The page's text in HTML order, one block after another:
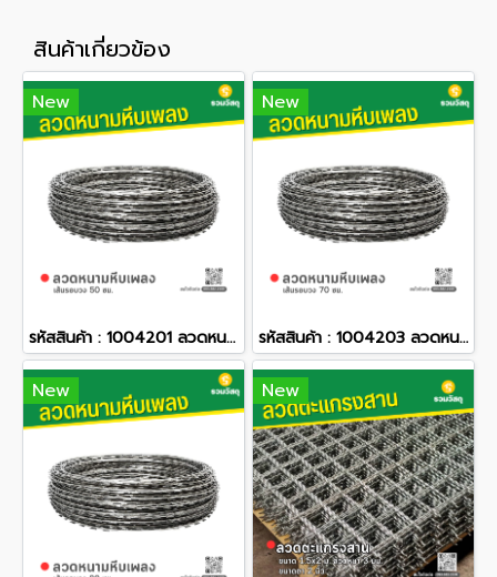
สินค้าเกี่ยวข้อง
New
รหัสสินค้า : 1004201 ลวดหนามหีบเพลง เส้นรอบวง 50 ซม.
New
รหัสสินค้า : 1004203 ลวดหนามหีบเพลง เส้นรอบวง 70 ซม.
New New